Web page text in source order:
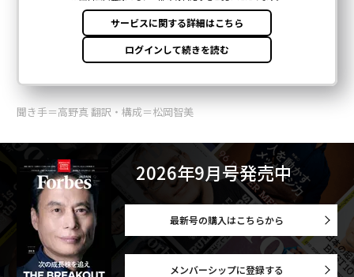
聞き手＝高野真 翻訳・構成＝松岡智美
2026年9月号発売中
最新号の購入はこちらから
メンバーシップに登録する